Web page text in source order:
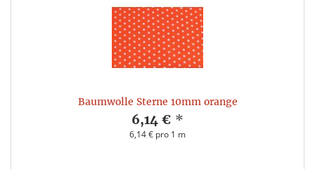
Baumwolle Sterne 10mm orange
6,14 € *
6,14 € pro 1 m